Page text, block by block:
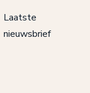
Laatste
nieuwsbrief